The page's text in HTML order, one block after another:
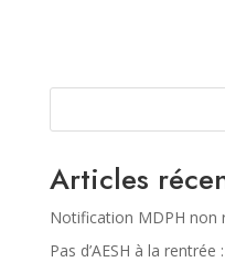
Articles
Notification MDPH non
Pas d’AESH à la rentrée